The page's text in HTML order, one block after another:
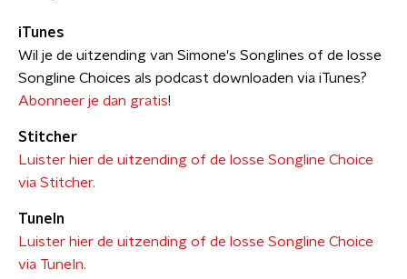
iTunes
Wil je de uitzending van Simone's Songlines of de losse
Songline Choices als podcast downloaden via iTunes?
Abonneer je dan gratis!
Stitcher
Luister hier de uitzending of de losse Songline Choice
via Stitcher.
TuneIn
Luister hier de uitzending of de losse Songline Choice
via TuneIn.